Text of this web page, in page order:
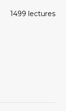
1499 lectures